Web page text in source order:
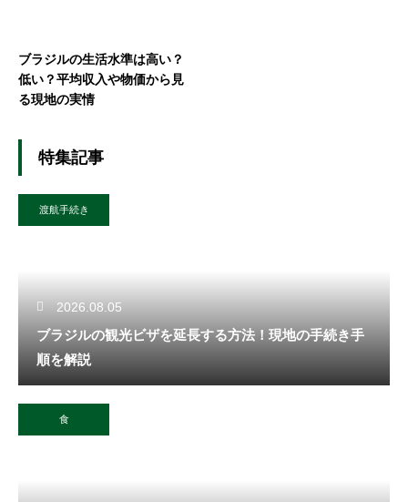
ブラジルの生活水準は高い？
低い？平均収入や物価から見
る現地の実情
特集記事
渡航手続き
2026.08.05
ブラジルの観光ビザを延長する方法！現地の手続き手
順を解説
食